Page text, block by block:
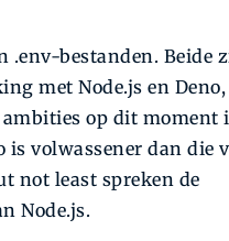
.env-bestanden. Beide
met Node.js en
ambities op dit moment
is volwassener dan die
not least spreken de
Node.js.